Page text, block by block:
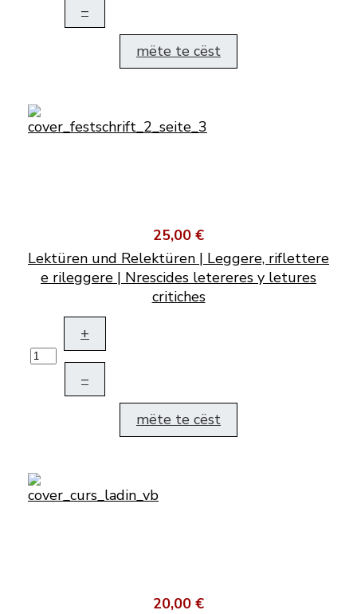
–
mëte te cëst
25,00 €
Lektüren und Relektüren | Leggere, riflettere
e rileggere | Nrescides letereres y letures
critiches
+
–
mëte te cëst
20,00 €